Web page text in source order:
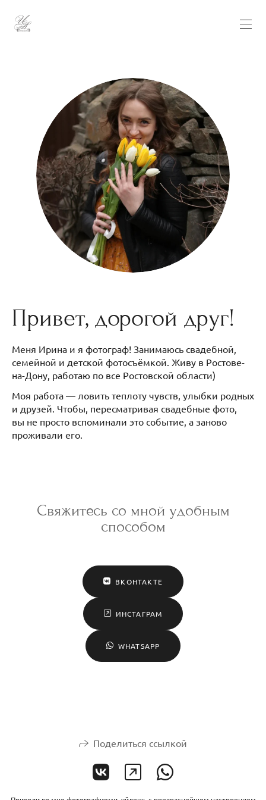
Привет, дорогой друг!
Меня Ирина и я фотограф! Занимаюсь свадебной,
семейной и детской фотосъёмкой. Живу в Ростове-
на-Дону, работаю по все Ростовской области)
Моя работа — ловить теплоту чувств, улыбки родных
и друзей. Чтобы, пересматривая свадебные фото,
вы не просто вспоминали это событие, а заново
проживали его.
Свяжитесь со мной удобным
способом
ВКОНТАКТЕ
ИНСТАГРАМ
WHATSAPP
Поделиться ссылкой